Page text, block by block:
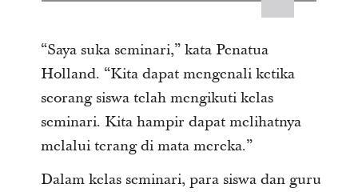
“Saya suka seminari,” kata Penatua
Holland. “Kita dapat mengenali ketika
seorang siswa telah mengikuti kelas
seminari. Kita hampir dapat melihatnya
melalui terang di mata mereka.”
Dalam kelas seminari, para siswa dan guru